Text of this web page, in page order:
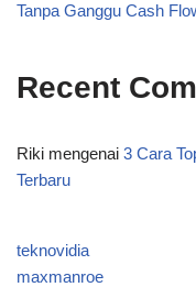
Tanpa Ganggu Cash
Recent
Riki mengenai 3 Cara
Terbaru
teknovidia
maxmanroe